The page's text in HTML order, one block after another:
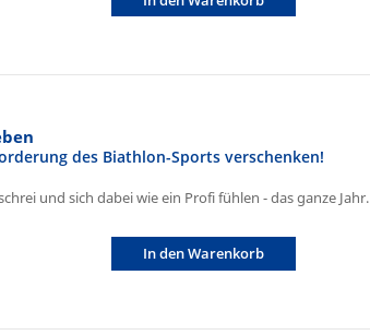
des Biathlon-Sports verschenken!
und sich dabei wie ein Profi fühlen - das ganze Jahr.
In den Warenkorb